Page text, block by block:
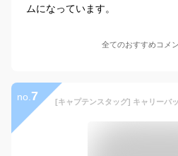
ムになっています。
全てのおすすめコメ
no. 7